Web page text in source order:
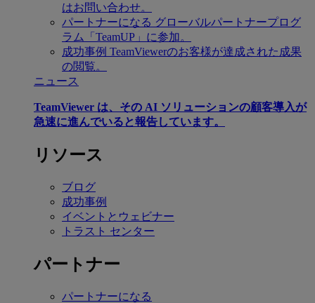
はお問い合わせ。
パートナーになる グローバルパートナープログ
ラム「TeamUP」に参加。
成功事例 TeamViewerのお客様が達成された成果
の閲覧。
ニュース
TeamViewer は、その AI ソリューションの顧客導入が
急速に進んでいると報告しています。
リソース
ブログ
成功事例
イベントとウェビナー
トラスト センター
パートナー
パートナーになる